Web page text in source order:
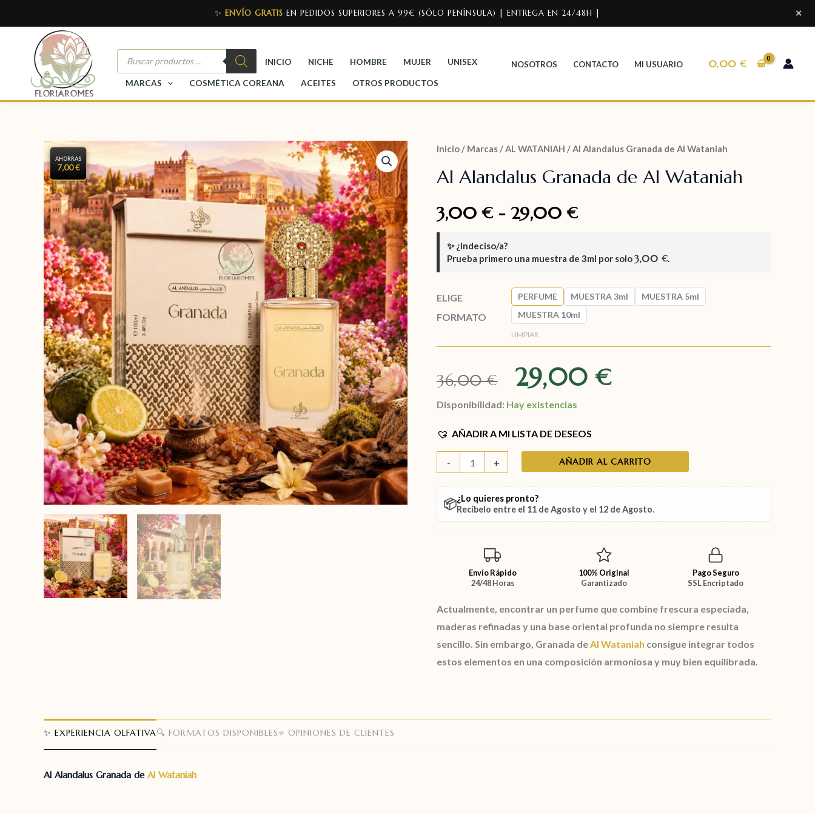
✨ ENVÍO GRATIS EN PEDIDOS SUPERIORES A 99€ (SÓLO PENÍNSULA) | ENTREGA EN 24/48H | ✕
INICIO NICHE HOMBRE MUJER UNISEX
MARCAS COSMÉTICA COREANA ACEITES OTROS PRODUCTOS
NOSOTROS CONTACTO MI USUARIO 0,00€
AHORRAS
7,00 €
Inicio/ Marcas/AL WATANIAH / Al Alandalus Granada de Al Wataniah
Al Alandalus Granada de Al Wataniah
3,00€ - 29,00€
✨¿Indeciso/a?
Prueba primero una muestra de 3ml por solo3,00 €.
ELIGE
FORMATO
PERFUME MUESTRA 3ml
MUESTRA 5ml
MUESTRA 10ml
LIMPIAR
36,00€ 29,00€
Disponibilidad: Hay existencias
AÑADIR A MI LISTA DE DESEOS
- + AÑADIR AL CARRITO
📦¿Lo quieres pronto?
Recíbelo entre el 11 de Agosto y el 12 de Agosto.
Envío Rápido
24/48 Horas
100% Original
Garantizado
Pago Seguro
SSL Encriptado
Actualmente, encontrar un perfume que combine frescura especiada,
maderas refinadas y una base oriental profunda no siempre resulta
sencillo. Sin embargo, Granada deAl Wataniah consigue integrar todos
estos elementos en una composición armoniosa y muy bien equilibrada.
✨ EXPERIENCIA OLFATIVA🔍 FORMATOS DISPONIBLES⭐ OPINIONES DE CLIENTES
Al Alandalus Granada de Al Wataniah